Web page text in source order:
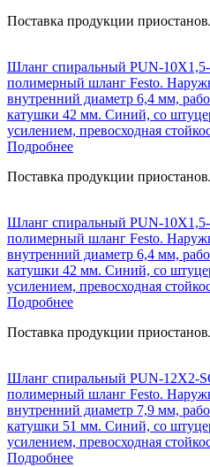
Поставка продукции
Шланг спиральный PUN-
полимерный шланг Festo.
внутренний диаметр 6,4 мм,
катушки 42 мм. Синий, со
усилением, превосходная
Подробнее
Поставка продукции
Шланг спиральный PUN-
полимерный шланг Festo.
внутренний диаметр 6,4 мм,
катушки 42 мм. Синий, со
усилением, превосходная
Подробнее
Поставка продукции
Шланг спиральный PUN-12X2-
полимерный шланг Festo.
внутренний диаметр 7,9 мм,
катушки 51 мм. Синий, со
усилением, превосходная
Подробнее